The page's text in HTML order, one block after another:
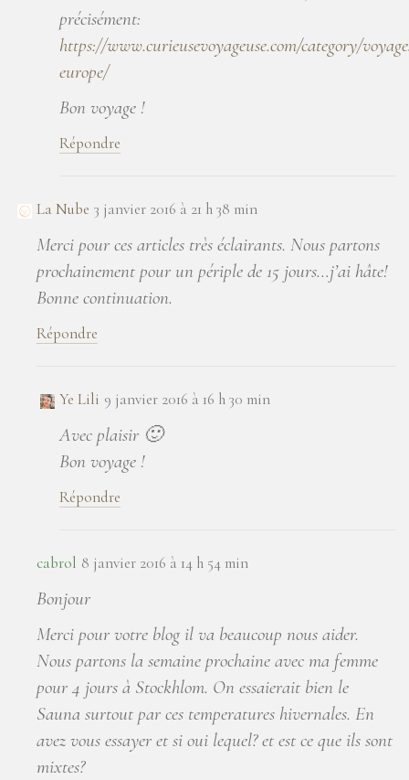
précisément:
https://www.curieusevoyageuse.com/category/
europe/
Bon voyage !
Répondre
La Nube 3 janvier 2016 à 21 h 38 min
Merci pour ces articles très éclairants. Nous partons
prochainement pour un périple de 15 jours…j’ai hâte!
Bonne continuation.
Répondre
Ye Lili 9 janvier 2016 à 16 h 30 min
Avec plaisir 🙂
Bon voyage !
Répondre
cabrol 8 janvier 2016 à 14 h 54 min
Bonjour
Merci pour votre blog il va beaucoup nous aider.
Nous partons la semaine prochaine avec ma femme
pour 4 jours à Stockhlom. On essaierait bien le
Sauna surtout par ces temperatures hivernales. En
avez vous essayer et si oui lequel? et est ce que ils sont
mixtes?